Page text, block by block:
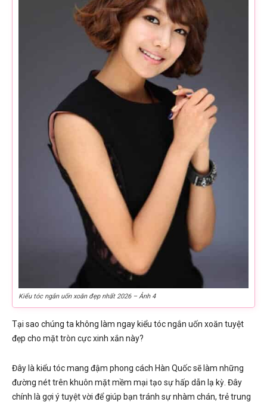
Kiểu tóc ngắn uốn xoăn đẹp nhất 2026 – Ảnh 4
Tại sao chúng ta không làm ngay kiểu tóc ngắn uốn xoăn tuyệt
đẹp cho mặt tròn cực xinh xắn này?
Đây là kiểu tóc mang đậm phong cách Hàn Quốc sẽ làm những
đường nét trên khuôn mặt mềm mại tạo sự hấp dẫn lạ kỳ. Đây
chính là gợi ý tuyệt vời để giúp bạn tránh sự nhàm chán, trẻ trung